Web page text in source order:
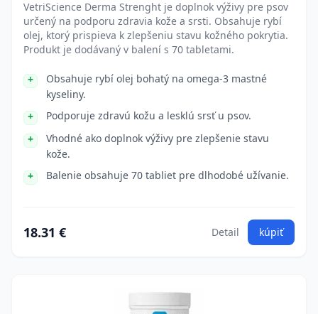
VetriScience Derma Strenght je doplnok výživy pre psov
určený na podporu zdravia kože a srsti. Obsahuje rybí
olej, ktorý prispieva k zlepšeniu stavu kožného pokrytia.
Produkt je dodávaný v balení s 70 tabletami.
Obsahuje rybí olej bohatý na omega-3 mastné
kyseliny.
Podporuje zdravú kožu a lesklú srsť u psov.
Vhodné ako doplnok výživy pre zlepšenie stavu
kože.
Balenie obsahuje 70 tabliet pre dlhodobé užívanie.
18.31 € Detail kúpiť